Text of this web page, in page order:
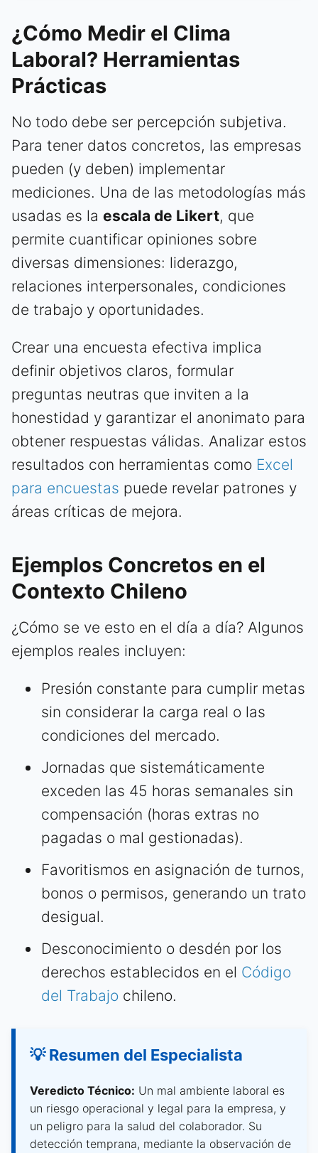
¿Cómo Medir el Clima
Laboral? Herramientas
Prácticas
No todo debe ser percepción subjetiva.
Para tener datos concretos, las empresas
pueden (y deben) implementar
mediciones. Una de las metodologías más
usadas es la escala de Likert, que
permite cuantificar opiniones sobre
diversas dimensiones: liderazgo,
relaciones interpersonales, condiciones
de trabajo y oportunidades.
Crear una encuesta efectiva implica
definir objetivos claros, formular
preguntas neutras que inviten a la
honestidad y garantizar el anonimato para
obtener respuestas válidas. Analizar estos
resultados con herramientas como Excel
para encuestas puede revelar patrones y
áreas críticas de mejora.
Ejemplos Concretos en el
Contexto Chileno
¿Cómo se ve esto en el día a día? Algunos
ejemplos reales incluyen:
Presión constante para cumplir metas
sin considerar la carga real o las
condiciones del mercado.
Jornadas que sistemáticamente
exceden las 45 horas semanales sin
compensación (horas extras no
pagadas o mal gestionadas).
Favoritismos en asignación de turnos,
bonos o permisos, generando un trato
desigual.
Desconocimiento o desdén por los
derechos establecidos en el Código
del Trabajo chileno.
💡 Resumen del Especialista
Veredicto Técnico: Un mal ambiente laboral es
un riesgo operacional y legal para la empresa, y
un peligro para la salud del colaborador. Su
detección temprana, mediante la observación de